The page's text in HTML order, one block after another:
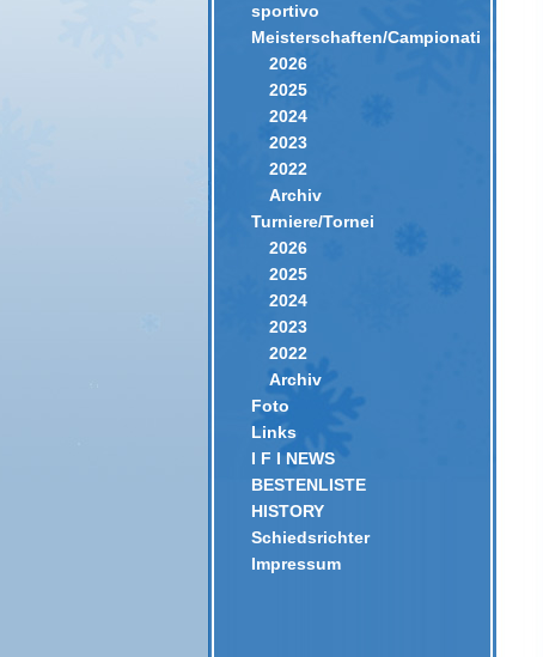
sportivo
Meisterschaften/Campionati
2026
2025
2024
2023
2022
Archiv
Turniere/Tornei
2026
2025
2024
2023
2022
Archiv
Foto
Links
I F I NEWS
BESTENLISTE
HISTORY
Schiedsrichter
Impressum